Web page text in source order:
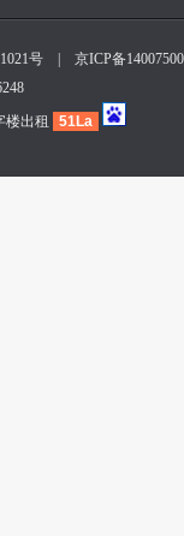
号
京ICP备
楼出租
51La